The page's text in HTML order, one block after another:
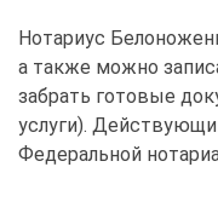
Нотариус
а также можно
забрать готовые
услуги).
Федеральной